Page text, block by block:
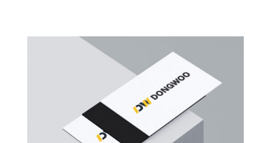
웹사이트 - (주)세스코
제품디자인 - 삼성전자㈜
동영상, CI - 카피어랜드㈜
동영상, 홈페이지 - (주)분독
동영상, 카탈로그 - 피자마루
웹사이트 - 백조씽크
사진, 광고디자인 - 중외제약
패키지, 디자인 - 고려은단